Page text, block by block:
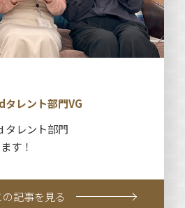
レント部門VG
レント部門
す！
の記事を見る